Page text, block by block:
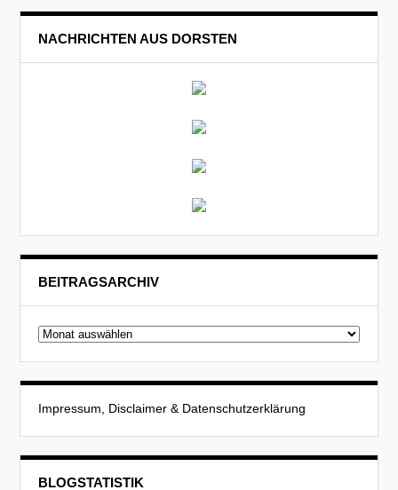
NACHRICHTEN AUS DORSTEN
BEITRAGSARCHIV
Beitragsarchiv
Impressum, Disclaimer & Datenschutzerklärung
BLOGSTATISTIK